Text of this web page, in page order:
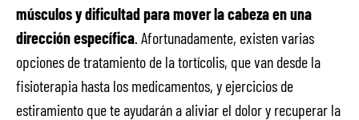
músculos y dificultad para mover la cabeza en una
dirección específica . Afortunadamente, existen varias
opciones de tratamiento de la tortícolis, que van desde la
fisioterapia hasta los medicamentos, y ejercicios de
estiramiento que te ayudarán a aliviar el dolor y recuperar la